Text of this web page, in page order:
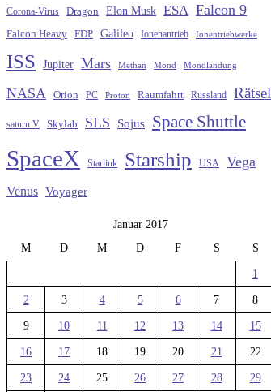
Corona-Virus Dragon Elon Musk ESA Falcon 9
Falcon Heavy FDP Galileo Ionenantrieb Ionentriebwerke
ISS Jupiter Mars Methan Mond Mondlandung
NASA Orion PC Proton Raumfahrt Russland Rätsel
saturn V Skylab SLS Sojus Space Shuttle
SpaceX Starlink Starship USA Vega
Venus Voyager
Januar 2017
M
D M D F S S
1
2 3 4 5 6 7 8
9 10 11 12 13 14 15
16 17 18 19 20 21 22
23 24 25 26 27 28 29